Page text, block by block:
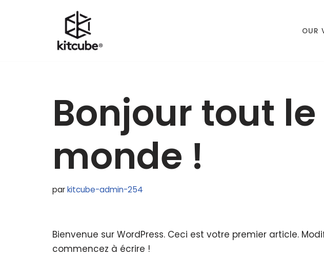
OUR
Bonjour tout le
monde !
parkitcube-admin-254
Bienvenue sur WordPress. Ceci est votre premier article.
commencez à écrire !